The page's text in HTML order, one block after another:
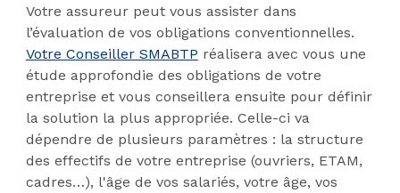
Votre assureur peut vous assister dans
l’évaluation de vos obligations conventionnelles.
Votre Conseiller SMABTP réalisera avec vous une
étude approfondie des obligations de votre
entreprise et vous conseillera ensuite pour définir
la solution la plus appropriée. Celle-ci va
dépendre de plusieurs paramètres : la structure
des effectifs de votre entreprise (ouvriers, ETAM,
cadres…), l'âge de vos salariés, votre âge, vos